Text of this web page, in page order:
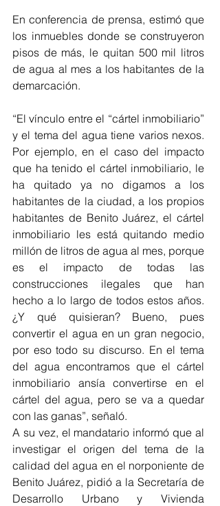
En conferencia de prensa, estimó que
los inmuebles donde se construyeron
pisos de más, le quitan 500 mil litros
de agua al mes a los habitantes de la
demarcación.
“El vínculo entre el “cártel inmobiliario”
y el tema del agua tiene varios nexos.
Por ejemplo, en el caso del impacto
que ha tenido el cártel inmobiliario, le
ha quitado ya no digamos a los
habitantes de la ciudad, a los propios
habitantes de Benito Juárez, el cártel
inmobiliario les está quitando medio
millón de litros de agua al mes, porque
es el impacto de todas las
construcciones ilegales que han
hecho a lo largo de todos estos años.
¿Y qué quisieran? Bueno, pues
convertir el agua en un gran negocio,
por eso todo su discurso. En el tema
del agua encontramos que el cártel
inmobiliario ansía convertirse en el
cártel del agua, pero se va a quedar
con las ganas”, señaló.
A su vez, el mandatario informó que al
investigar el origen del tema de la
calidad del agua en el norponiente de
Benito Juárez, pidió a la Secretaría de
Desarrollo Urbano y Vivienda